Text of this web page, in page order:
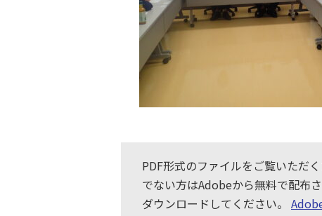
PDF形式のファイルをご覧いただ
でない方はAdobeから無料で配布
ダウンロードしてください。